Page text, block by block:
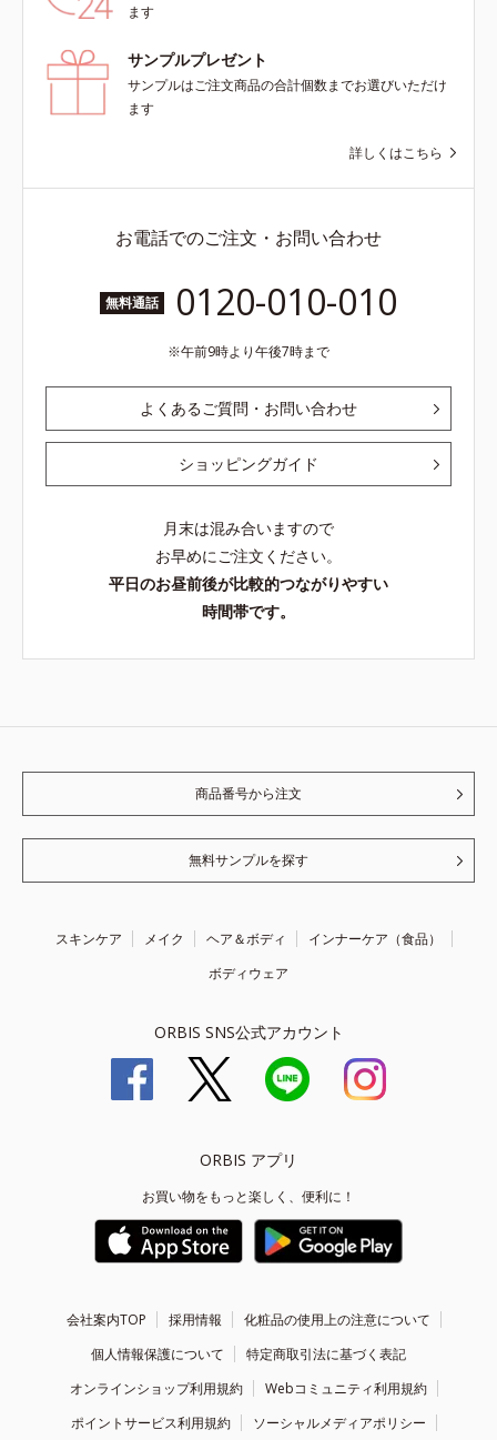
ます
サンプルプレゼント
サンプルはご注文商品の合計個数までお選びいただけ
ます
詳しくはこちら
お電話でのご注文・お問い合わせ
無料通話 0120-010-010
午前9時より午後7時まで
よくあるご質問・お問い合わせ
ショッピングガイド
月末は混み合いますので
お早めにご注文ください。
平日のお昼前後が比較的つながりやすい
時間帯です。
商品番号から注文
無料サンプルを探す
スキンケア メイク ヘア＆ボディ
インナーケア（食品）
ボディウェア
ORBIS SNS公式アカウント
ORBIS アプリ
お買い物をもっと楽しく、便利に！
会社案内TOP 採用情報
化粧品の使用上の注意について
個人情報保護について
特定商取引法に基づく表記
オンラインショップ利用規約
Webコミュニティ利用規約
ポイントサービス利用規約
ソーシャルメディアポリシー